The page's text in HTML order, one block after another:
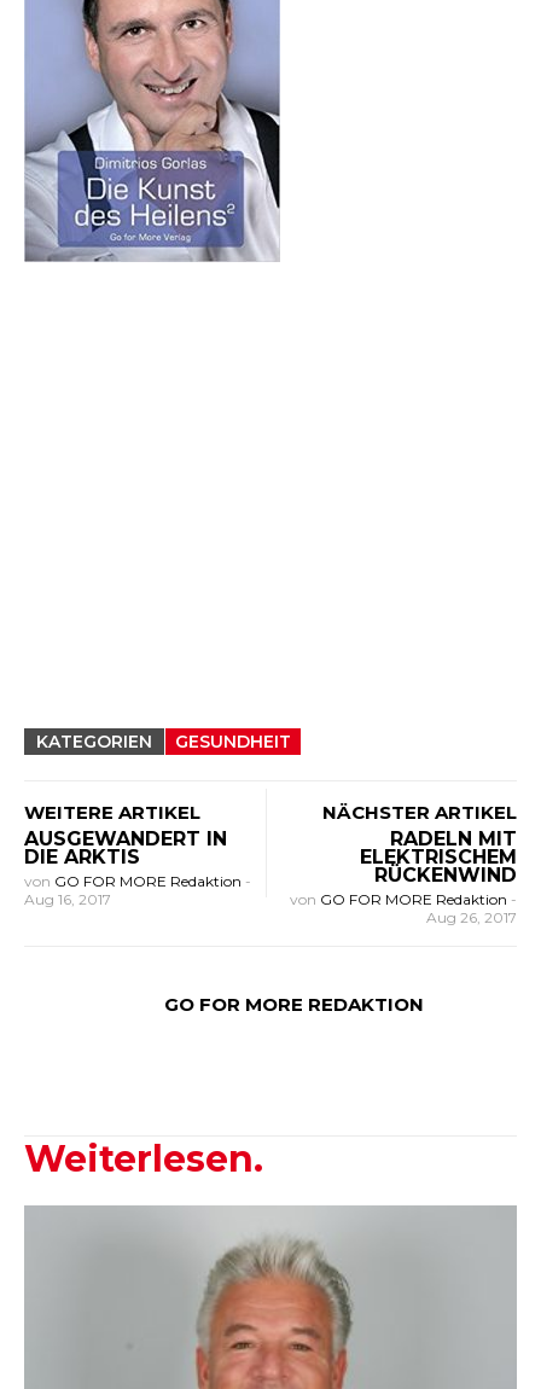
KATEGORIEN GESUNDHEIT
WEITERE ARTIKEL
AUSGEWANDERT IN
DIE ARKTIS
von GO FOR MORE Redaktion -
Aug 16, 2017
NÄCHSTER ARTIKEL
RADELN MIT
ELEKTRISCHEM
RÜCKENWIND
von GO FOR MORE Redaktion -
Aug 26, 2017
GO FOR MORE REDAKTION
Weiterlesen.